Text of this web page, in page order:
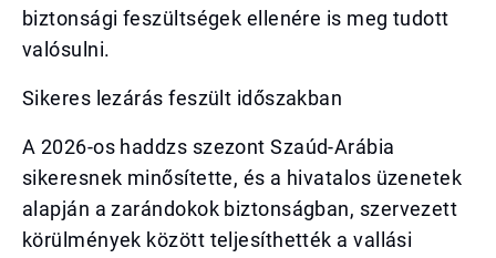
biztonsági feszültségek ellenére is meg tudott
valósulni.
Sikeres lezárás feszült időszakban
A 2026-os haddzs szezont Szaúd-Arábia
sikeresnek minősítette, és a hivatalos üzenetek
alapján a zarándokok biztonságban, szervezett
körülmények között teljesíthették a vallási